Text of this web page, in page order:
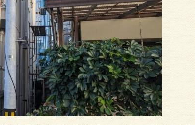
サイディング